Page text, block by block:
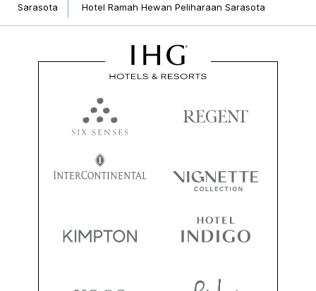
Sarasota
Hotel Ramah Hewan Peliharaan Sarasota